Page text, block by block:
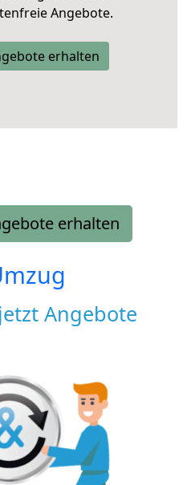
Angebote.
erhalten
erhalten
Angebote